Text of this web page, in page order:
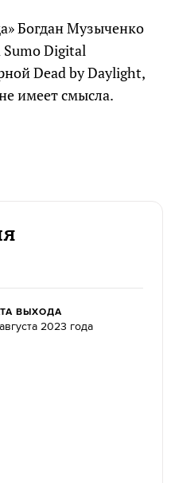
Богдан Музыченко
Sumo Digital
Dead by Daylight,
имеет смысла.
ВЫХОДА
2023 года